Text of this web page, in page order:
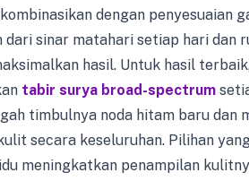
dengan penyesuaian
sinar matahari setiap hari dan
hasil. Untuk hasil
tabir surya broad-spectrum
timbulnya noda hitam baru dan
secara keseluruhan. Pilihan
meningkatkan penampilan